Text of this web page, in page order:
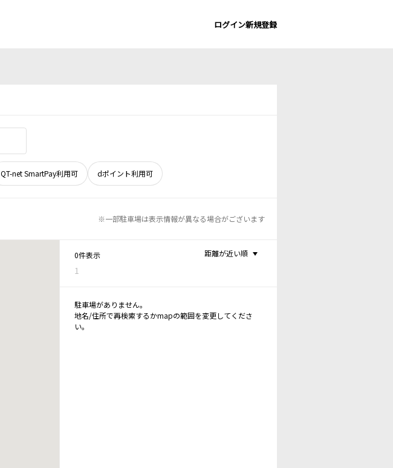
ログイン新規登録
QT-net SmartPay利用可 dポイント利用可
※一部駐車場は表示情報が異なる場合がございます
0件表示
1
距離が近い順
駐車場がありません。
地名/住所で再検索するかmapの範囲を変更してくださ
い。